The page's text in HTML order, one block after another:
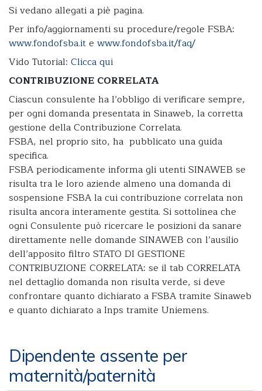
Si vedano allegati a piè pagina.
Per info/aggiornamenti su procedure/regole FSBA:
www.fondofsba.ite www.fondofsba.it/faq/
Vido Tutorial: Clicca qui
CONTRIBUZIONE CORRELATA
Ciascun consulente ha l’obbligo di verificare sempre,
per ogni domanda presentata in Sinaweb, la corretta
gestione della Contribuzione Correlata.
FSBA, nel proprio sito, ha pubblicato una guida
specifica.
FSBA periodicamente informa gli utenti SINAWEB se
risulta tra le loro aziende almeno una domanda di
sospensione FSBA la cui contribuzione correlata non
risulta ancora interamente gestita. Si sottolinea che
ogni Consulente può ricercare le posizioni da sanare
direttamente nelle domande SINAWEB con l’ausilio
dell’apposito filtro STATO DI GESTIONE
CONTRIBUZIONE CORRELATA: se il tab CORRELATA
nel dettaglio domanda non risulta verde, si deve
confrontare quanto dichiarato a FSBA tramite Sinaweb
e quanto dichiarato a Inps tramite Uniemens.
Dipendente assente per
maternità/paternità